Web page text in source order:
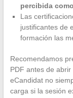
percibida
Las
justificantes de
formación las
Recomendamos
PDF antes de
eCandidat no
carga si la sesión